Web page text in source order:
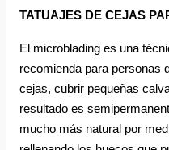
TATUAJES DE CEJAS
El microblading es una
recomienda para personas
cejas, cubrir pequeñas
resultado es
mucho más natural por